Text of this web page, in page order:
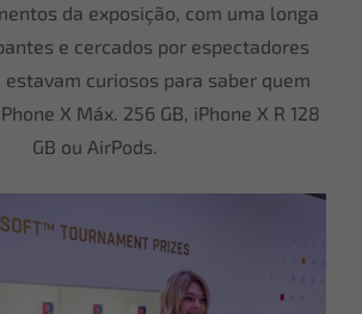
da exposição, com uma longa
e cercados por espectadores
estavam curiosos para saber quem
X Máx. 256 GB, iPhone X R 128
GB ou AirPods.